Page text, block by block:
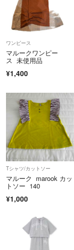
ワンピース
マルークワンピー
ス 未使用品
¥1,400
Tシャツ/カットソー
マルーク marook カッ
トソー 140
¥1,000